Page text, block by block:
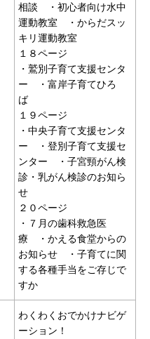
相談 ・初心者向け水中
運動教室 ・からだスッ
キリ運動教室
１８ページ
・鷲別子育て支援センタ
ー ・富岸子育てひろ
ば
１９ページ
・中央子育て支援センタ
ー ・登別子育て支援セ
ンター ・子宮頸がん検
診・乳がん検診のお知ら
せ
２０ページ
・７月の歯科救急医
療 ・かえる食堂からの
お知らせ ・子育てに関
する各種手当をご存じで
すか
わくわくおでかけナビゲ
ーション！